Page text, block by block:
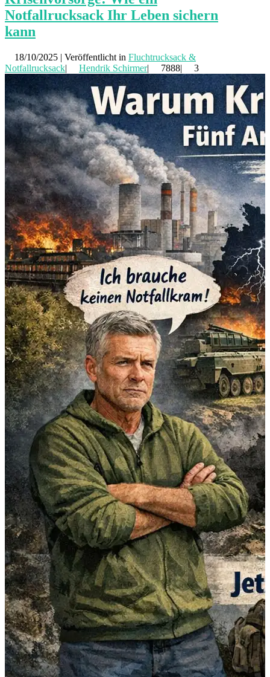
Notfallrucksack Ihr Leben sichern
kann
18/10/2025 | Veröffentlicht in Fluchtrucksack &
Notfallrucksack| Hendrik Schirmer| 7888| 3